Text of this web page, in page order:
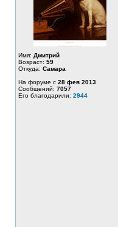
Имя: Дмитрий
Возраст: 59
Откуда: Самара
На форуме с 28 фев 2013
Сообщений: 7057
Его благодарили: 2944